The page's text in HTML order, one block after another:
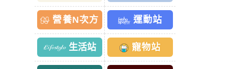
營養N次方 運動站
生活站 寵物站